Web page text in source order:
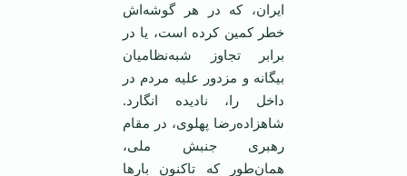
ایران، که در هر گوشه‌اش
خطر کمین کرده است، یا در
برابر تجاوز شبه‌نظامیان
بیگانه و مزدور علیه مردم در
داخل را، نادیده انگارد.
شاهزاده‌رضا پهلوی، در مقام
رهبری جنبش ملی،
همان‌طور که تاکنون بارها